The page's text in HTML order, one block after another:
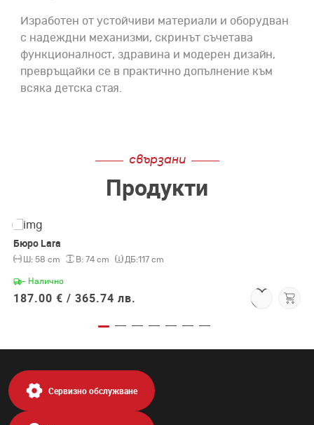
Изработен от устойчиви материали и оборудван
с надеждни механизми, скринът съчетава
функционалност, здравина и модерен дизайн,
превръщайки се в практично допълнение към
всяка детска стая.
свързани
Продукти
Бюро Lara
Ш: 58 cm В: 74 cm ДБ:117 cm
- Налично
187.00 € / 365.74 лв.
Сервизно обслужване